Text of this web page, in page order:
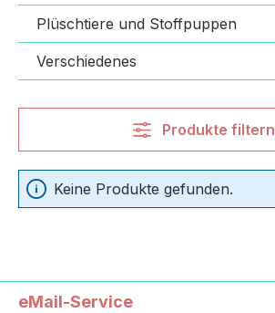
Plüschtiere und Stoffpuppen
Verschiedenes
Produkte filtern
Keine Produkte gefunden.
eMail-Service